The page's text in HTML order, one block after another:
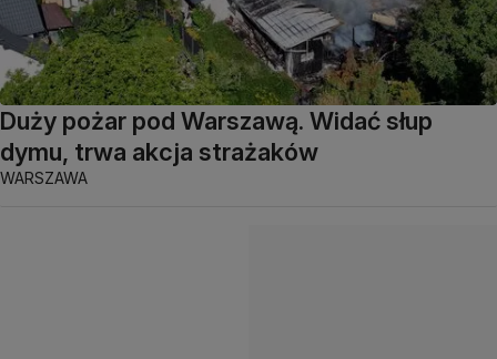
Duży pożar pod Warszawą. Widać słup
dymu, trwa akcja strażaków
WARSZAWA